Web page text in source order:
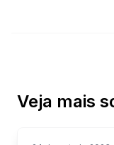
Veja mais